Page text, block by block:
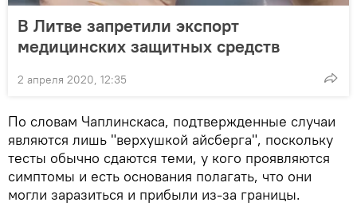
В Литве запретили экспорт
медицинских защитных средств
2 апреля 2020, 12:35
По словам Чаплинскаса, подтвержденные случаи
являются лишь "верхушкой айсберга", поскольку
тесты обычно сдаются теми, у кого проявляются
симптомы и есть основания полагать, что они
могли заразиться и прибыли из-за границы.